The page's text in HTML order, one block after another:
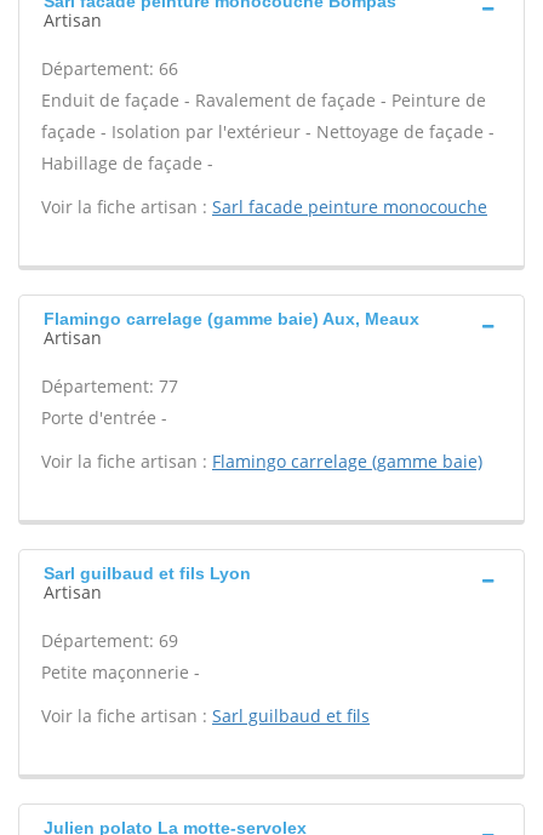
Artisan
Département: 66
Enduit de façade - Ravalement de façade - Peinture de
façade - Isolation par l'extérieur - Nettoyage de façade -
Habillage de façade -
Voir la fiche artisan : Sarl facade peinture monocouche
Flamingo carrelage (gamme baie) Aux, Meaux
Artisan
Département: 77
Porte d'entrée -
Voir la fiche artisan : Flamingo carrelage (gamme baie)
Sarl guilbaud et fils Lyon
Artisan
Département: 69
Petite maçonnerie -
Voir la fiche artisan : Sarl guilbaud et fils
Julien polato La motte-servolex